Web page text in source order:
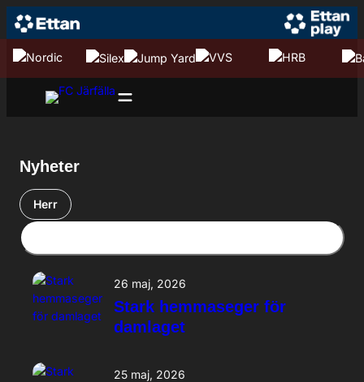
Hoppa till innehåll
Hoppa
till
innehåll
Nyheter
Herr
26 maj, 2026
Stark hemmaseger för
damlaget
25 maj, 2026